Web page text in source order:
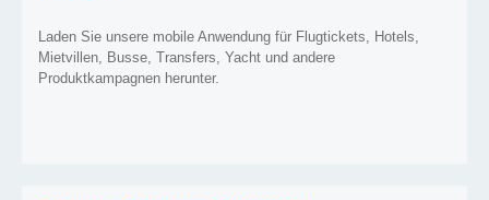
Laden Sie unsere mobile Anwendung für Flugtickets, Hotels,
Mietvillen, Busse, Transfers, Yacht und andere
Produktkampagnen herunter.